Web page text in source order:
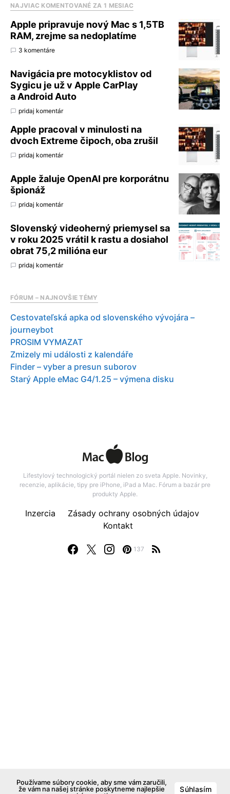
NAJVIAC KOMENTOVANÉ ZA 1 MESIAC
Apple pripravuje nový Mac s 1,5TB
RAM, zrejme sa nedoplatíme
3 komentáre
Navigácia pre motocyklistov od
Sygicu je už v Apple CarPlay
a Android Auto
pridaj komentár
Apple pracoval v minulosti na
dvoch Extreme čipoch, oba zrušil
pridaj komentár
Apple žaluje OpenAI pre korporátnu
špionáž
pridaj komentár
Slovenský videoherný priemysel sa
v roku 2025 vrátil k rastu a dosiahol
obrat 75,2 milióna eur
pridaj komentár
FÓRUM – NAJNOVŠIE TÉMY
Cestovateľská apka od slovenského vývojára –
journeybot
PROSIM VYMAZAT
Zmizely mi události z kalendáře
Finder – vyber a presun suborov
Starý Apple eMac G4/1.25 – výmena disku
Lifestylový technologický portál nielen zo sveta Apple. Novinky,
recenzie, aplikácie, tipy pre iPhone, iPad a Mac. Fórum a bazár pre
produkty Apple.
137
Inzercia
Zásady ochrany osobných údajov
Kontakt
Používame súbory cookie, aby sme vám zaručili,
že vám na našej stránke poskytneme najlepšie
Súhlasím